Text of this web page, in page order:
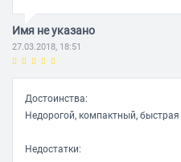
Имя не указано
27.03.2018, 18:51
Достоинства:
Недорогой, компактный, быстрая
Недостатки: